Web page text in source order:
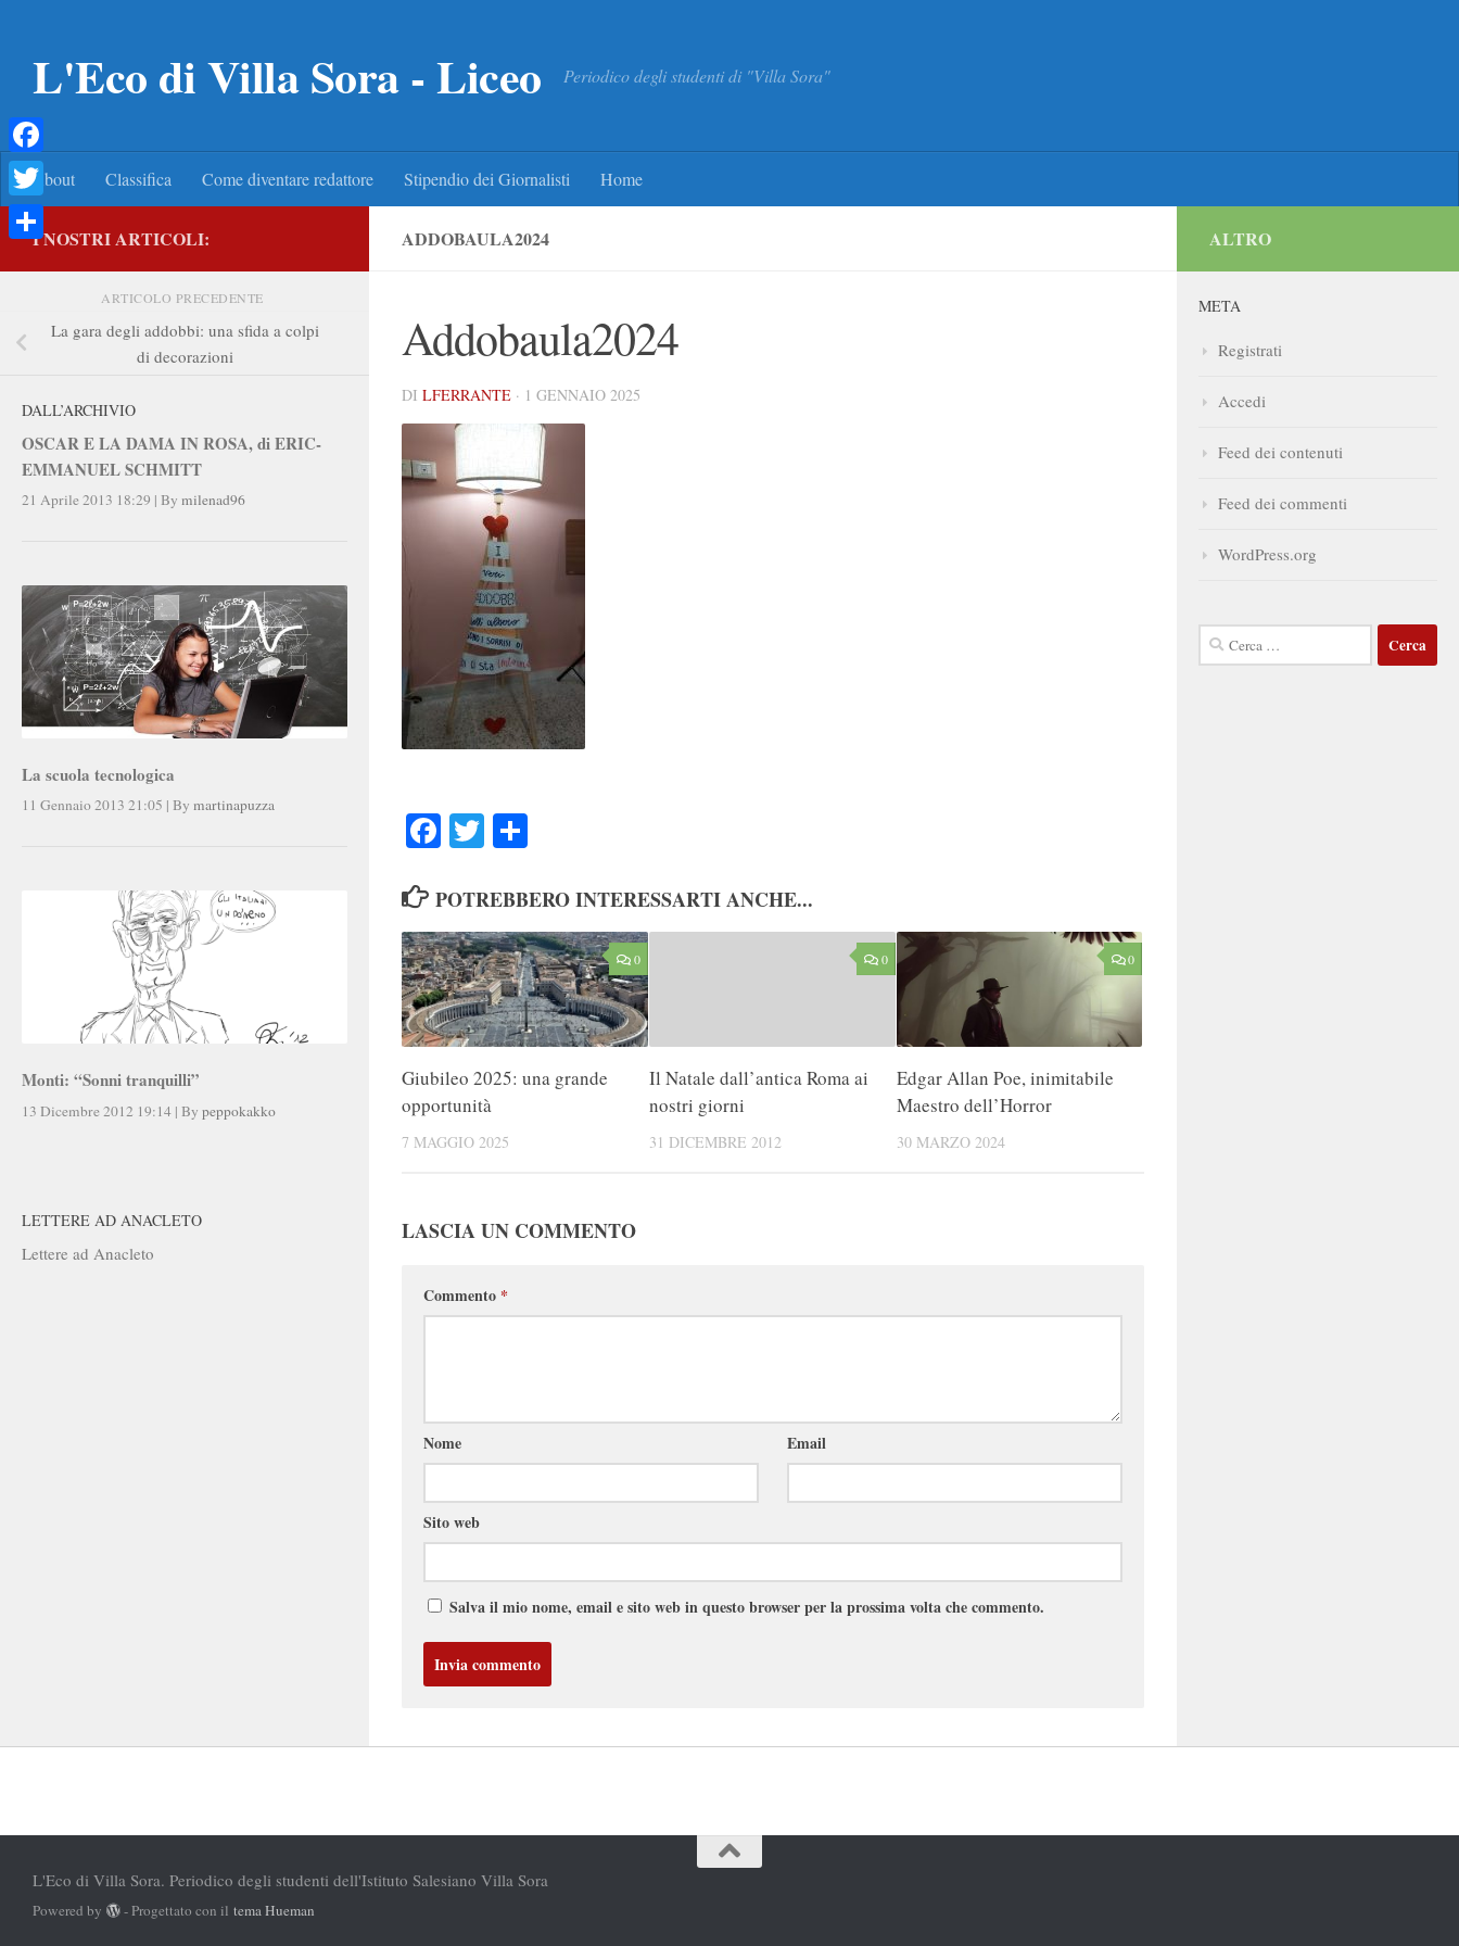
L'Eco di Villa Sora - Liceo Periodico degli studenti di "Villa Sora"
About Classifica Come diventare redattore Stipendio dei Giornalisti Home
ADDOBAULA2024
Addobaula2024
DI LFERRANTE · 1 GENNAIO 2025
FacebookTwitter
POTREBBERO INTERESSARTI ANCHE...
0
Giubileo 2025: una grande
opportunità
7 MAGGIO 2025
0
Il Natale dall’antica Roma ai
nostri giorni
31 DICEMBRE 2012
0
Edgar Allan Poe, inimitabile
Maestro dell’Horror
30 MARZO 2024
LASCIA UN COMMENTO
Commento *
Nome Email
Sito web
Salva il mio nome, email e sito web in questo browser per la prossima volta che commento.
I NOSTRI ARTICOLI:
ARTICOLO PRECEDENTE
La gara degli addobbi: una sfida a colpi
di decorazioni
DALL’ARCHIVIO
OSCAR E LA DAMA IN ROSA, di ERIC-
EMMANUEL SCHMITT
21 Aprile 2013 18:29 | By milenad96
La scuola tecnologica
11 Gennaio 2013 21:05 | By martinapuzza
Monti: “Sonni tranquilli”
13 Dicembre 2012 19:14 | By peppokakko
LETTERE AD ANACLETO
Lettere ad Anacleto
ALTRO
META
Registrati
Accedi
Feed dei contenuti
Feed dei commenti
WordPress.org
Ricerca
per:
L'Eco di Villa Sora. Periodico degli studenti dell'Istituto Salesiano Villa Sora
Powered by - Progettato con iltema Hueman
Facebook
Twitter